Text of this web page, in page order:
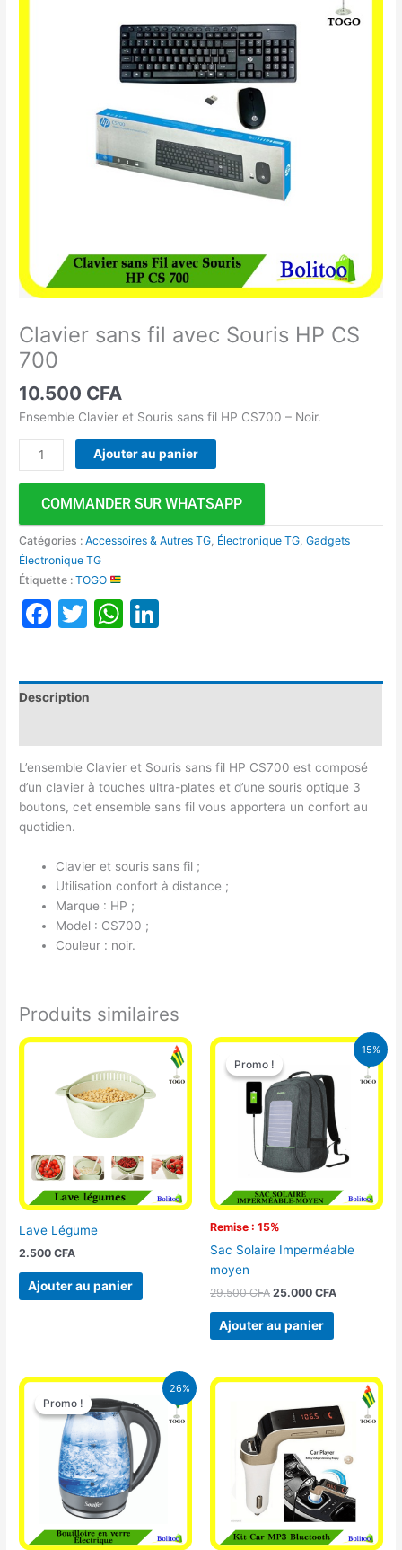
Clavier sans fil avec Souris HP CS
700
10.500 CFA
Ensemble Clavier et Souris sans fil HP CS700 – Noir.
Ajouter au panier
COMMANDER SUR WHATSAPP
Catégories :Accessoires & Autres TG Électronique TG ,Gadgets
Électronique TG
Étiquette :TOGO
Facebook
TwitterWhatsApp
Description
L’ensemble Clavier et Souris sans fil HP CS700 est composé
d’un clavier à touches ultra-plates et d’une souris optique 3
boutons, cet ensemble sans fil vous apportera un confort au
quotidien.
Clavier et souris sans fil ;
Utilisation confort à distance ;
Marque : HP ;
Model : CS700 ;
Couleur : noir.
Produits similaires
Lave Légume
2.500CFA
Ajouter au panier
15%
Promo !
Remise : 15%
Promo !
Sac Solaire Imperméable
moyen
29.500CFA
Le
prix
initial
était :
29.500 CFA.
25.000 CFA
Le
prix
actuel
Ajouter au panier
26%
Promo !
Promo !
Le
prix
initial
16.900 CFA.
Le
prix
actuel
est :
12.500 CFA.